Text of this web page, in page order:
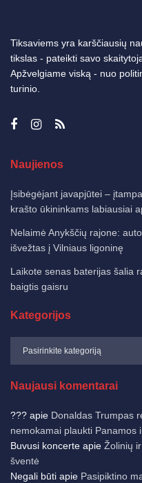
Tiksaviems yra karščiausių
tikslas - pateikti savo
Apžvelgiame viską - nuo
turinio.
Naujienos
Įsibėgėjant javapjūtei –
krašto ūkininkams labiausiai
Nelaimė Anykščių rajone:
išvežtas į Vilniaus ligoninę
Laikote senas baterijas šalia
baigtis gaisru
Kategorijos
Naujausi komentarai
??? apie Donaldas Trumpas
nemokamai plaukti Panamos
Buvusi koncerte apie Žolinių
šventė
Negali būti apie Pasipiktino